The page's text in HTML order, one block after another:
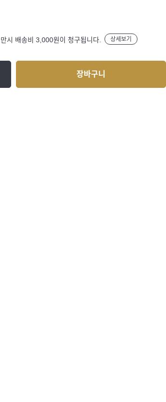
시 배송비 3,000원이 청구됩니다. 상세보기
장바구니